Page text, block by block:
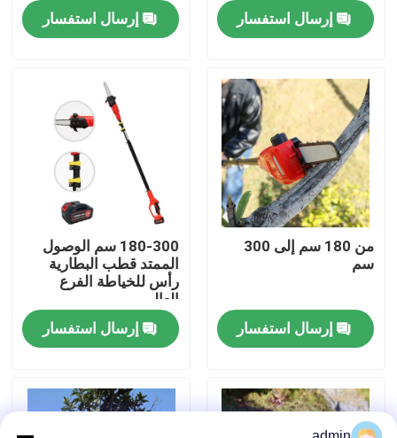
فيديوهات
حولنا
عرض المصنع
اتصل بنا
اطلب اقتباس
بالمنشار البنزين
منشار كهربائي
إرسال استفسار
إرسال استفسار
من 180 سم إلى 300
سم
إرسال استفسار
180-300 سم الوصول
الممتد قطب البطارية
رأس للخياطة الفرع
العالي
إرسال استفسار